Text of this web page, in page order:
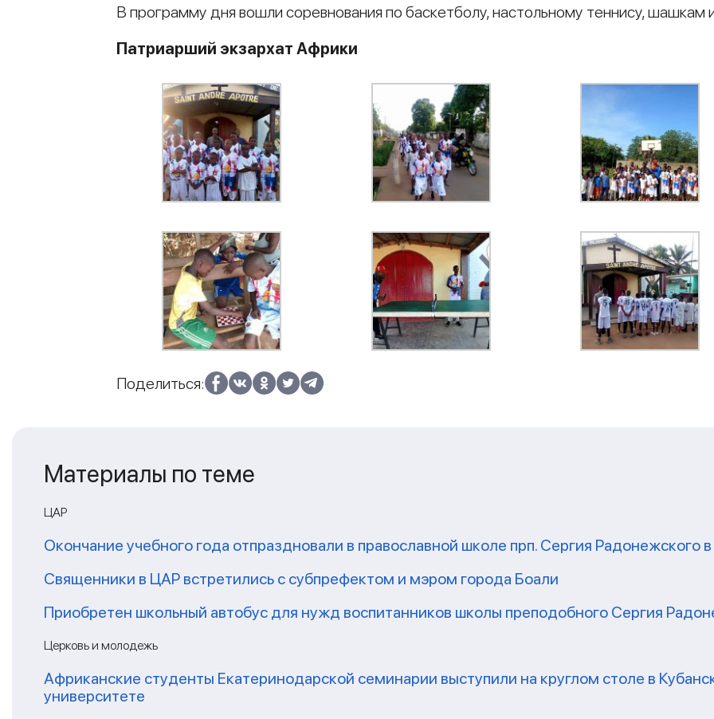
В программу дня вошли соревнования по баскетболу, настольному теннису, шашкам
Патриарший экзархат Африки
Поделиться:
Материалы по теме
ЦАР
Окончание учебного года отпраздновали в православной школе прп. Сергия Радонежского
Священники в ЦАР встретились с субпрефектом и мэром города Боали
Приобретен школьный автобус для нужд воспитанников школы преподобного Сергия
Церковь и молодежь
Африканские студенты Екатеринодарской семинарии выступили на круглом столе в
университете